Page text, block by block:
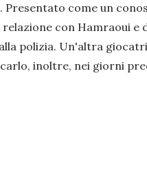
come un
con Hamraoui e
polizia. Un'altra
inoltre, nei giorni